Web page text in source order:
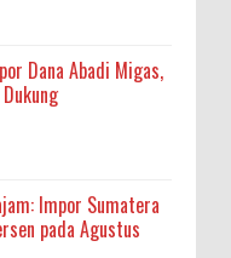
Dana Abadi Migas,
Impor Sumatera
pada Agustus